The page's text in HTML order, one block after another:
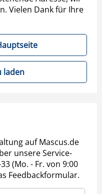
Vielen Dank für Ihre
laden
auf Mascus.de
unsere Service-
(Mo. - Fr. von 9:00
Feedbackformular.